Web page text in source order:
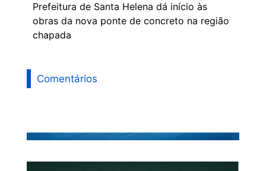
Prefeitura de Santa Helena dá início às
obras da nova ponte de concreto na região
chapada
Comentários